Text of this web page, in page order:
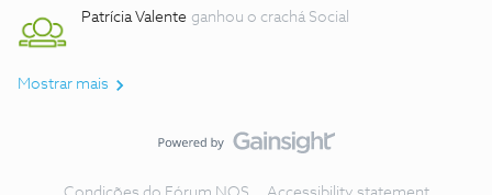
Patrícia Valente ganhou o crachá Social
Mostrar mais